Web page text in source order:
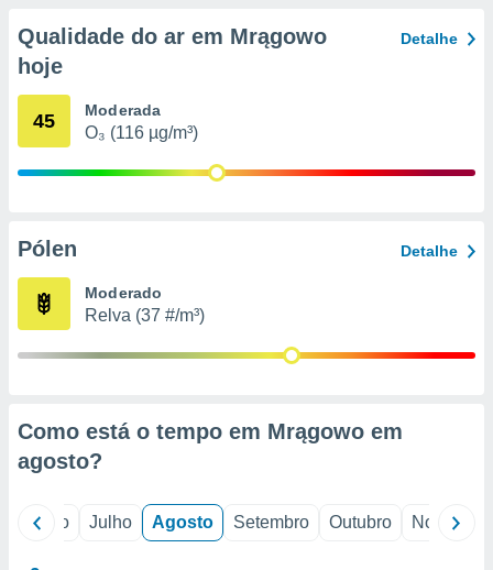
através
estudos
Qualidade do ar em Mrągowo
hoje
Detalhe
45 Moderada
O₃ (116 µg/m³)
Pólen Detalhe
Moderado
Relva (37 #/m³)
Como está o tempo em Mrągowo em
agosto?
Junho Julho Agosto Setembro Outubro Novembro